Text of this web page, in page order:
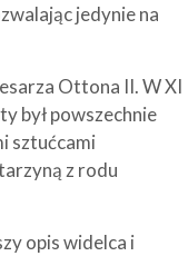
jedynie na
Ottona II. W XI
był powszechnie
sztućcami
z rodu
opis widelca i